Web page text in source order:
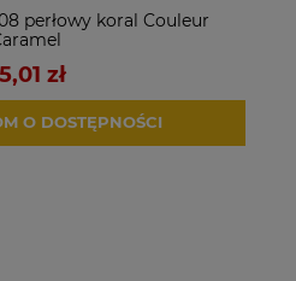
perłowy koral Couleur
zł
O DOSTĘPNOŚCI